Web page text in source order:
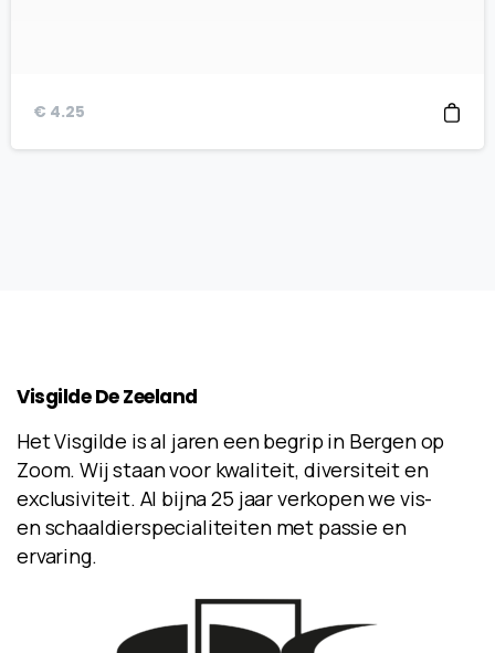
€ 4.25
Visgilde DeZeeland
Het Visgilde is al jaren een begrip in Bergen op
Zoom. Wij staan voor kwaliteit, diversiteit en
exclusiviteit. Al bijna 25 jaar verkopen we vis-
en schaaldierspecialiteiten met passie en
ervaring.